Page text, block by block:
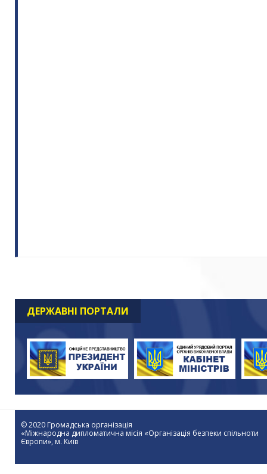
ДЕРЖАВНІ ПОРТАЛИ
© 2020 Громадська організація
«Міжнародна дипломатична місія «Організація безпеки спільноти
Європи», м. Київ